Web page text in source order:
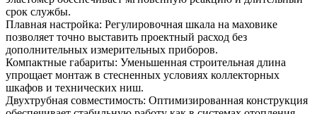
срок службы.
Плавная настройка: Регулировочная шкала на маховике
позволяет точно выставить проектный расход без
дополнительных измерительных приборов.
Компактные габариты: Уменьшенная строительная длина
упрощает монтаж в стесненных условиях коллекторных
шкафов и технических ниш.
Двухтрубная совместимость: Оптимизированная конструкция